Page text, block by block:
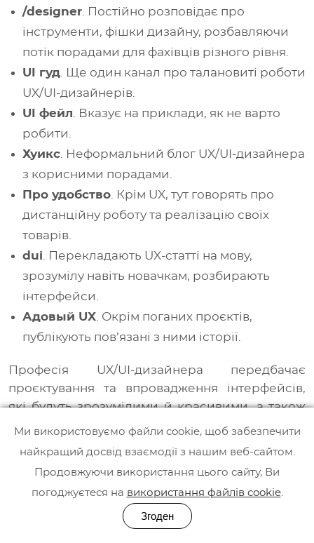
/designer. Постійно розповідає про
інструменти, фішки дизайну, розбавляючи
потік порадами для фахівців різного рівня.
UI гуд. Ще один канал про талановиті роботи
UX/UI-дизайнерів.
UI фейл. Вказує на приклади, як не варто
робити.
Хуикс. Неформальний блог UX/UI-дизайнера
з корисними порадами.
Про удобство. Крім UX, тут говорять про
дистанційну роботу та реалізацію своїх
товарів.
dui. Перекладають UX-статті на мову,
зрозумілу навіть новачкам, розбирають
інтерфейси.
Адовый UX. Окрім поганих проєктів,
публікують пов’язані з ними історії.
Професія UX/UI-дизайнера передбачає
проєктування та впровадження інтерфейсів,
які будуть зрозумілими й красивими, а також
функціональними та простими для клієнта.
трендами, а започатковувати їх самостійно.
Ми використовуємо файли cookie, щоб забезпечити
найкращий досвід взаємодії з нашим веб-сайтом.
Продовжуючи використання цього сайту, Ви
погоджуєтеся на використання файлів cookie.
Згоден